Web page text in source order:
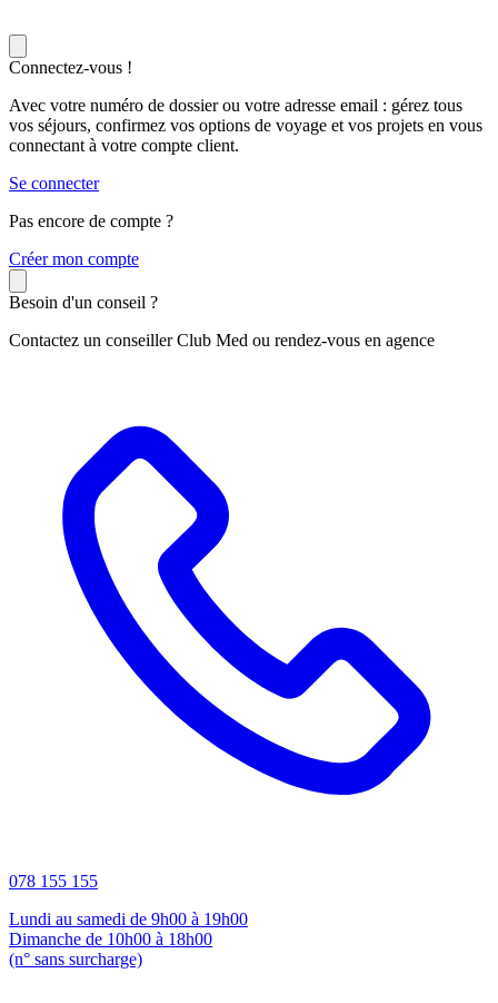
Connectez-vous !
Avec votre numéro de dossier ou votre adresse email : gérez tous
vos séjours, confirmez vos options de voyage et vos projets en vous
connectant à votre compte client.
Se connecter
Pas encore de compte ?
Créer mon compte
Besoin d'un conseil ?
Contactez un conseiller Club Med ou rendez-vous en agence
078 155 155
Lundi au samedi de 9h00 à 19h00
Dimanche de 10h00 à 18h00
(n° sans surcharge)